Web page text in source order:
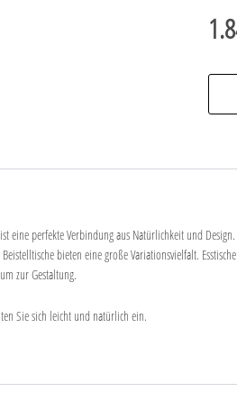
eine perfekte Verbindung aus Natürlichkeit und
bieten eine große Variationsvielfalt.
zur Gestaltung.
Sie sich leicht und natürlich ein.